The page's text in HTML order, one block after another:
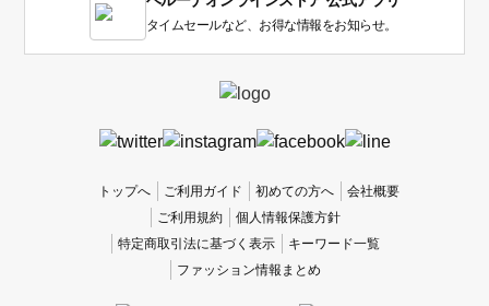
タイムセールなど、お得な情報をお知らせ。
トップへ ご利用ガイド 初めての方へ
会社概要
ご利用規約
個人情報保護方針
特定商取引法に基づく表示
キーワード一覧
ファッション情報まとめ